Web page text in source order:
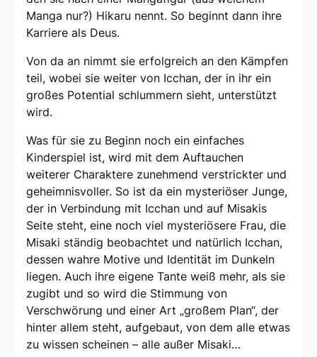
Manga nur?) Hikaru nennt. So beginnt dann ihre
Karriere als Deus.
Von da an nimmt sie erfolgreich an den Kämpfen
teil, wobei sie weiter von Icchan, der in ihr ein
großes Potential schlummern sieht, unterstützt
wird.
Was für sie zu Beginn noch ein einfaches
Kinderspiel ist, wird mit dem Auftauchen
weiterer Charaktere zunehmend verstrickter und
geheimnisvoller. So ist da ein mysteriöser Junge,
der in Verbindung mit Icchan und auf Misakis
Seite steht, eine noch viel mysteriösere Frau, die
Misaki ständig beobachtet und natürlich Icchan,
dessen wahre Motive und Identität im Dunkeln
liegen. Auch ihre eigene Tante weiß mehr, als sie
zugibt und so wird die Stimmung von
Verschwörung und einer Art „großem Plan“, der
hinter allem steht, aufgebaut, von dem alle etwas
zu wissen scheinen – alle außer Misaki…